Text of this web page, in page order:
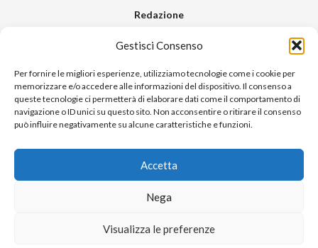
Gestisci Consenso
Per fornire le migliori esperienze, utilizziamo tecnologie come i cookie per
memorizzare e/o accedere alle informazioni del dispositivo. Il consenso a
queste tecnologie ci permetterà di elaborare dati come il comportamento di
navigazione o ID unici su questo sito. Non acconsentire o ritirare il consenso
può influire negativamente su alcune caratteristiche e funzioni.
Accetta
Nega
Visualizza le preferenze
Redazione
Pubblicità
Sitemap
RUBRICHE
Notizie in Primo Piano
Urban Video
Livorno FAQs
© 2024 UP di Poggianti Simona | Urban Livorno è una testata giornalistica
iscritta al numero n. 09/2018 del Registro Stampa del Tribunale di Livorno